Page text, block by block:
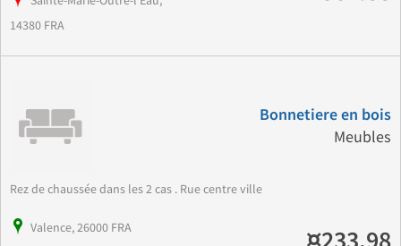
14380 FRA
Bonnetiere en bois
Meubles
Rez de chaussée dans les 2 cas . Rue centre ville
Valence, 26000 FRA